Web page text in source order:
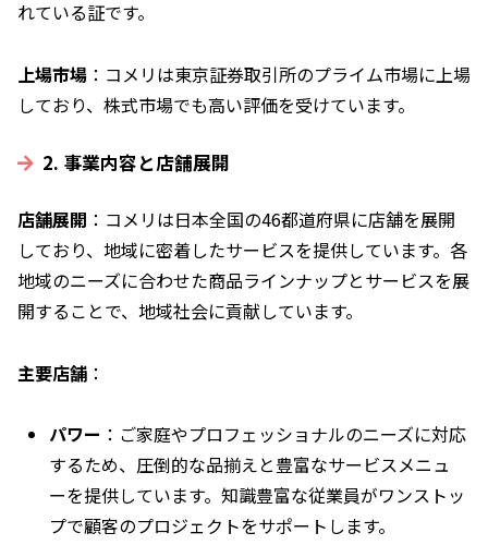
れている証です。
上場市場 ：コメリは東京証券取引所のプライム市場に上場
しており、株式市場でも高い評価を受けています。
2. 事業内容と店舗展開
店舗展開 ：コメリは日本全国の46都道府県に店舗を展開
しており、地域に密着したサービスを提供しています。各
地域のニーズに合わせた商品ラインナップとサービスを展
開することで、地域社会に貢献しています。
主要店舗 ：
パワー ：ご家庭やプロフェッショナルのニーズに対応
するため、圧倒的な品揃えと豊富なサービスメニュ
ーを提供しています。知識豊富な従業員がワンストッ
プで顧客のプロジェクトをサポートします。